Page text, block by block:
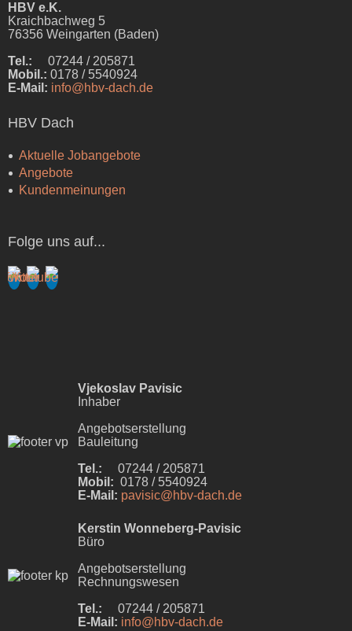
HBV e.K.
Kraichbachweg 5
76356 Weingarten (Baden)
Tel.: 07244 / 205871
Mobil.: 0178 / 5540924
E-Mail: info@hbv-dach.de
HBV Dach
Aktuelle Jobangebote
Angebote
Kundenmeinungen
Folge uns auf...
Vjekoslav Pavisic
Inhaber
Angebotserstellung
Bauleitung
Tel.: 07244 / 205871
Mobil: 0178 / 5540924
E-Mail: pavisic@hbv-dach.de
Kerstin Wonneberg-Pavisic
Büro
Angebotserstellung
Rechnungswesen
Tel.: 07244 / 205871
E-Mail: info@hbv-dach.de